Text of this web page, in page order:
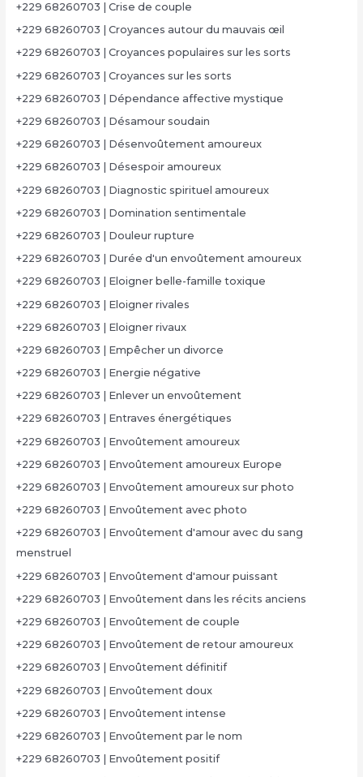
+229 68260703 | Crise de couple
+229 68260703 | Croyances autour du mauvais œil
+229 68260703 | Croyances populaires sur les sorts
+229 68260703 | Croyances sur les sorts
+229 68260703 | Dépendance affective mystique
+229 68260703 | Désamour soudain
+229 68260703 | Désenvoûtement amoureux
+229 68260703 | Désespoir amoureux
+229 68260703 | Diagnostic spirituel amoureux
+229 68260703 | Domination sentimentale
+229 68260703 | Douleur rupture
+229 68260703 | Durée d'un envoûtement amoureux
+229 68260703 | Eloigner belle-famille toxique
+229 68260703 | Eloigner rivales
+229 68260703 | Eloigner rivaux
+229 68260703 | Empêcher un divorce
+229 68260703 | Energie négative
+229 68260703 | Enlever un envoûtement
+229 68260703 | Entraves énergétiques
+229 68260703 | Envoûtement amoureux
+229 68260703 | Envoûtement amoureux Europe
+229 68260703 | Envoûtement amoureux sur photo
+229 68260703 | Envoûtement avec photo
+229 68260703 | Envoûtement d'amour avec du sang
menstruel
+229 68260703 | Envoûtement d'amour puissant
+229 68260703 | Envoûtement dans les récits anciens
+229 68260703 | Envoûtement de couple
+229 68260703 | Envoûtement de retour amoureux
+229 68260703 | Envoûtement définitif
+229 68260703 | Envoûtement doux
+229 68260703 | Envoûtement intense
+229 68260703 | Envoûtement par le nom
+229 68260703 | Envoûtement positif